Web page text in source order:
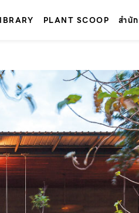
PLANT SCOOP สำนั